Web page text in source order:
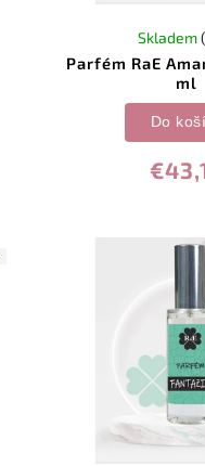
Parfém RaE
ml
Skladem
Do